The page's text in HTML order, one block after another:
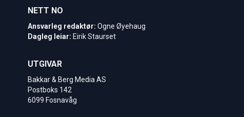
NETT NO
Ansvarleg redaktør: Ogne Øyehaug
Dagleg leiar: Eirik Staurset
UTGIVAR
Bakkar & Berg Media AS
Postboks 142
6099 Fosnavåg